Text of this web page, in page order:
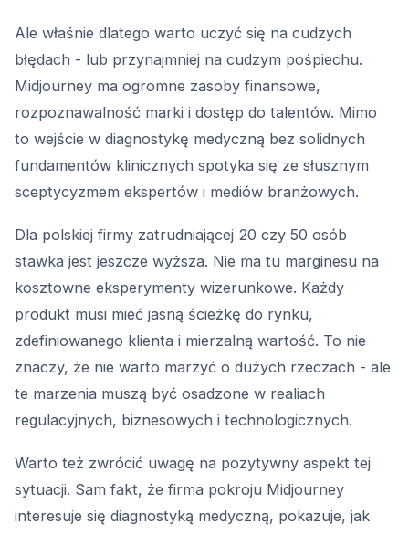
Ale właśnie dlatego warto uczyć się na cudzych
błędach - lub przynajmniej na cudzym pośpiechu.
Midjourney ma ogromne zasoby finansowe,
rozpoznawalność marki i dostęp do talentów. Mimo
to wejście w diagnostykę medyczną bez solidnych
fundamentów klinicznych spotyka się ze słusznym
sceptycyzmem ekspertów i mediów branżowych.
Dla polskiej firmy zatrudniającej 20 czy 50 osób
stawka jest jeszcze wyższa. Nie ma tu marginesu na
kosztowne eksperymenty wizerunkowe. Każdy
produkt musi mieć jasną ścieżkę do rynku,
zdefiniowanego klienta i mierzalną wartość. To nie
znaczy, że nie warto marzyć o dużych rzeczach - ale
te marzenia muszą być osadzone w realiach
regulacyjnych, biznesowych i technologicznych.
Warto też zwrócić uwagę na pozytywny aspekt tej
sytuacji. Sam fakt, że firma pokroju Midjourney
interesuje się diagnostyką medyczną, pokazuje, jak